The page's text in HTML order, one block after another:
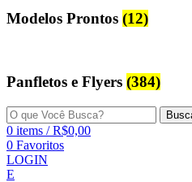
Modelos Prontos (12)
Panfletos e Flyers (384)
0 items / R$0,00
0 Favoritos
LOGIN
E